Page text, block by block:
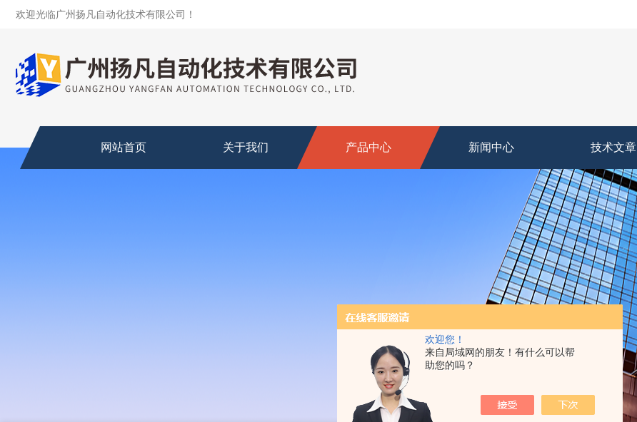
欢迎您！
来自局域网的朋友！有什么可以帮
助您的吗？
欢迎光临广州扬凡自动化技术有限公司！
网站首页 关于我们 产品中心 新闻中心 技术文章